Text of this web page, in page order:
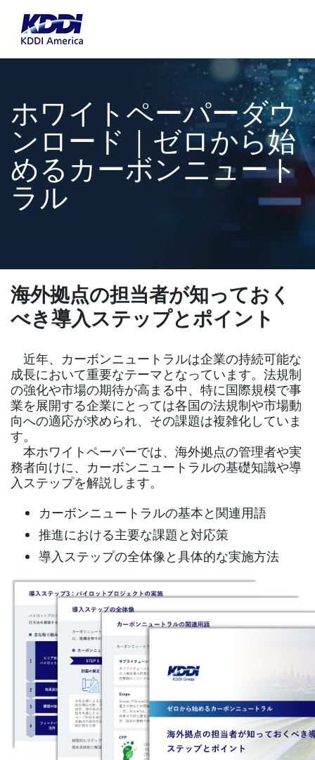
ホワイトペーパーダウ
ンロード｜ゼロから始
めるカーボンニュート
ラル
海外拠点の担当者が知っておく
べき導入ステップとポイント
近年、カーボンニュートラルは企業の持続可能な
成長において重要なテーマとなっています。法規制
の強化や市場の期待が高まる中、特に国際規模で事
業を展開する企業にとっては各国の法規制や市場動
向への適応が求められ、その課題は複雑化していま
す。
本ホワイトペーパーでは、海外拠点の管理者や実
務者向けに、カーボンニュートラルの基礎知識や導
入ステップを解説します。
カーボンニュートラルの基本と関連用語
推進における主要な課題と対応策
導入ステップの全体像と具体的な実施方法